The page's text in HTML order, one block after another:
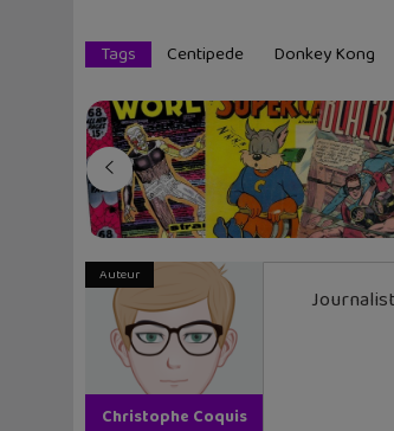
Tags Centipede Donkey Kong
Auteur
Christophe Coquis